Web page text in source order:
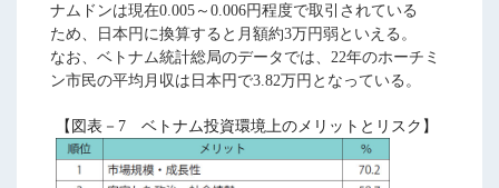
ナムドンは現在0.005～0.006円程度で取引されている
ため、日本円に換算すると月額約3万円弱といえる。
なお、ベトナム統計総局のデータでは、22年のホーチミ
ン市民の平均月収は日本円で3.82万円となっている。
【図表－7 ベトナム投資環境上のメリットとリスク】